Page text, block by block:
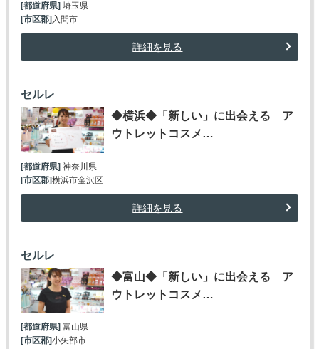
[都道府県] 埼玉県
[市区郡] 入間市
詳細を見る
セルレ
◆横浜◆「新しい」に出会える ア
ウトレットコスメ…
[都道府県]神奈川県
[市区郡]横浜市金沢区
詳細を見る
セルレ
◆富山◆「新しい」に出会える ア
ウトレットコスメ…
[都道府県] 富山県
[市区郡]小矢部市